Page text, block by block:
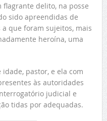
delito, na posse
sido apreendidas de
que foram sujeitos, mais
heroína, uma
pastor, e ela com
às autoridades
judicial e
tidas por adequadas.